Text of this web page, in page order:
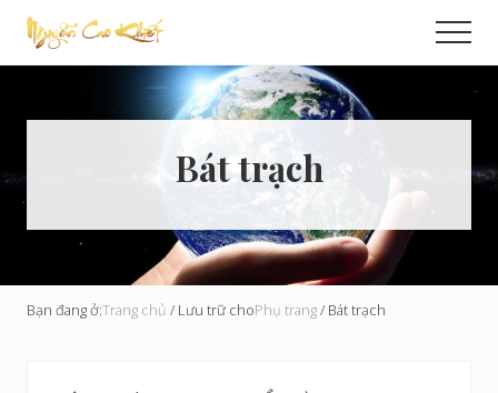
Menu
Skip
main
Cải
Cầu
Bát trạch
Bạn đang ở:Trang chủ / Lưu trữ choPhụ trang/ Bát trạch